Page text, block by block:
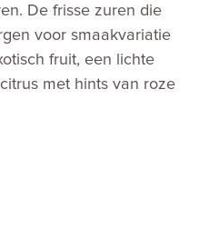
De frisse zuren die
voor smaakvariatie
fruit, een lichte
met hints van roze